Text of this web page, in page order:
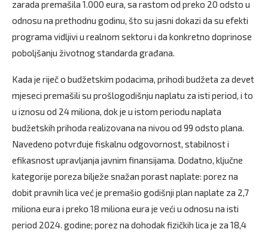
zarada premašila 1.000 eura, sa rastom od preko 20 odsto u
odnosu na prethodnu godinu, što su jasni dokazi da su efekti
programa vidljivi u realnom sektoru i da konkretno doprinose
poboljšanju životnog standarda građana.
Kada je riječ o budžetskim podacima, prihodi budžeta za devet
mjeseci premašili su prošlogodišnju naplatu za isti period, i to
u iznosu od 24 miliona, dok je u istom periodu naplata
budžetskih prihoda realizovana na nivou od 99 odsto plana.
Navedeno potvrđuje fiskalnu odgovornost, stabilnost i
efikasnost upravljanja javnim finansijama. Dodatno, ključne
kategorije poreza bilježe snažan porast naplate: porez na
dobit pravnih lica već je premašio godišnji plan naplate za 2,7
miliona eura i preko 18 miliona eura je veći u odnosu na isti
period 2024. godine; porez na dohodak fizičkih lica je za 18,4